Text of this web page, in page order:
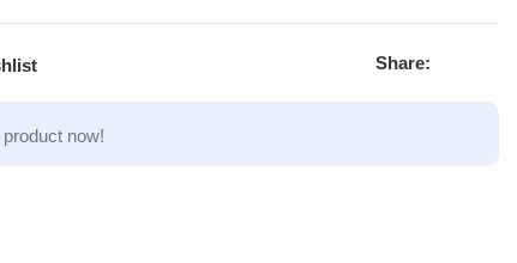
Share:
now!